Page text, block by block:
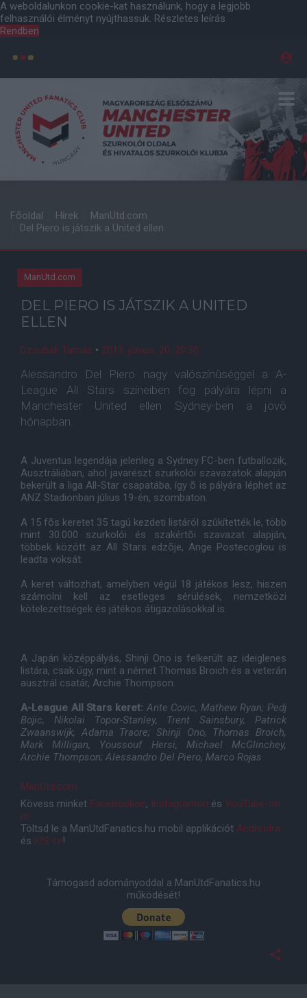
A weboldalunkon cookie-kat használunk, hogy a legjobb
felhasználói élményt nyújthassuk. Részletes leírás
Rendben
Főoldal Hírek
ManUtd.com
Del Piero is játszik a United ellen
ManUtd.com
DEL PIERO IS JÁTSZIK A UNITED
ELLEN
Dzsubák Tamás • 2013. június. 20. 20:30
Alessandro Del Piero nagy valószínûséggel a A-
League All Stars színeiben fog pályára lépni a
Manchester United ellen Sydney-ben a jövõ
hónapban.
A Juventus legendája jelenleg a Sydney FC-ben futballozik,
Ausztráliában, ahol javarészt szurkolói szavazatok alapján
bekerült a liga All-Star csapatába, így õ is pályára léphet az
ANZ Stadionban július 19-én, szombaton.
A 15 fõs keretet 35 tagú kezdeti listáról szûkítették le, több
mint 30.000 szurkolói és szakértõi szavazat alapján,
többek között az All Stars edzõje, Ange Postecoglou is
leadta voksát.
A keret változhat, amelyben végül 18 játékos lesz, hiszen
számolni kell az esetleges sérülések, nemzetközi
kötelezettségek és játékos átigazolásokkal is.
A Japán középpályás, Shinji Ono is felkerült az ideiglenes
listára, csak úgy, mint a német Thomas Broich és a veterán
ausztrál csatár, Archie Thompson.
A-League All Stars keret: Ante Covic, Mathew Ryan; Pedj
Bojic, Nikolai Topor-Stanley, Trent Sainsbury, Patrick
Zwaanswijk, Adama Traore; Shinji Ono, Thomas Broich,
Mark Milligan, Youssouf Hersi, Michael McGlinchey,
Archie Thompson; Alessandro Del Piero, Marco Rojas
ManUtd.com
Kövess minket Facebookon, Instagramon és YouTube-on
is!
Töltsd le a ManUtdFanatics.hu mobil applikációt Androidra
és iOS-re!
Támogasd adományoddal a ManUtdFanatics.hu
működését!